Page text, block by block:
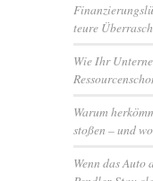
teure
Wie Ihr
Warum
stoßen – und
Wenn das